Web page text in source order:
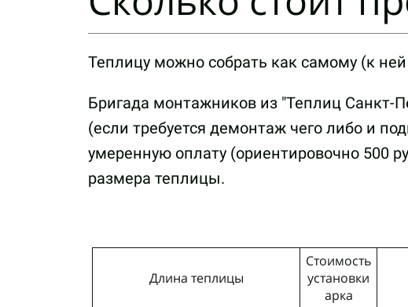
Теплицу можно собрать как самому (к
Бригада монтажников из "Теплиц Санкт-
(если требуется демонтаж чего либо и
умеренную оплату (ориентировочно 500
размера теплицы.
Длина теплицы
Стоимость
установки
арка